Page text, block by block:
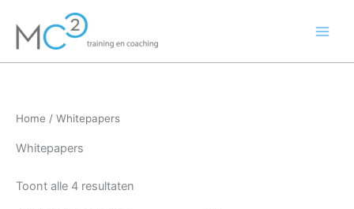
naar
inhoud
Home / Whitepapers
Whitepapers
Toont alle 4 resultaten